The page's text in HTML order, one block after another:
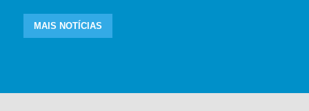
MAIS NOTÍCIAS